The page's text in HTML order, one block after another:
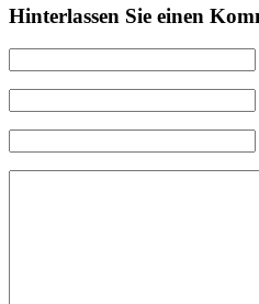
Hinterlassen Sie einen